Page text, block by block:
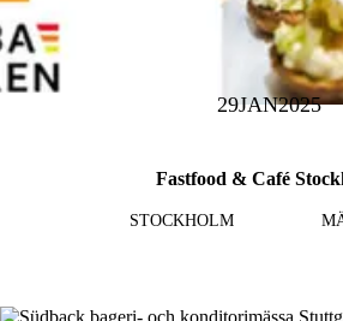
29JAN2025
Fastfood & Café
STOCKHOLM